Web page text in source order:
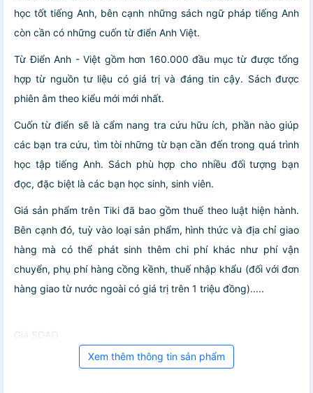
học tốt tiếng Anh, bên cạnh những sách ngữ pháp tiếng Anh
còn cần có những cuốn từ điển Anh Việt.
Từ Điển Anh - Việt gồm hơn 160.000 đầu mục từ được tổng
hợp từ nguồn tư liệu có giá trị và đáng tin cậy. Sách được
phiên âm theo kiểu mới mới nhất.
Cuốn từ điển sẽ là cẩm nang tra cứu hữu ích, phần nào giúp
các bạn tra cứu, tìm tòi những từ bạn cần đến trong quá trình
học tập tiếng Anh. Sách phù hợp cho nhiều đối tượng bạn
đọc, đặc biệt là các bạn học sinh, sinh viên.
Giá sản phẩm trên Tiki đã bao gồm thuế theo luật hiện hành.
Bên cạnh đó, tuỳ vào loại sản phẩm, hình thức và địa chỉ giao
hàng mà có thể phát sinh thêm chi phí khác như phí vận
chuyển, phụ phí hàng cồng kềnh, thuế nhập khẩu (đối với đơn
hàng giao từ nước ngoài có giá trị trên 1 triệu đồng).....
Giá SDAO
Xem thêm thông tin sản phẩm